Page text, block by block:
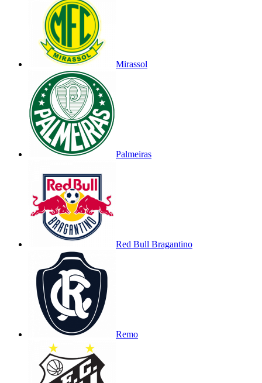
Mirassol
Palmeiras
Red Bull Bragantino
Remo